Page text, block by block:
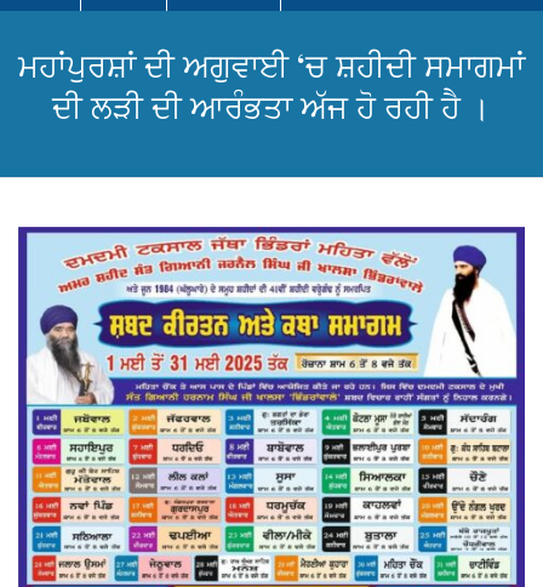
ਮਹਾਂਪੁਰਸ਼ਾਂ ਦੀ ਅਗੁਵਾਈ ‘ਚ ਸ਼ਹੀਦੀ ਸਮਾਗਮਾਂ
ਦੀ ਲੜੀ ਦੀ ਆਰੰਭਤਾ ਅੱਜ ਹੋ ਰਹੀ ਹੈ ।